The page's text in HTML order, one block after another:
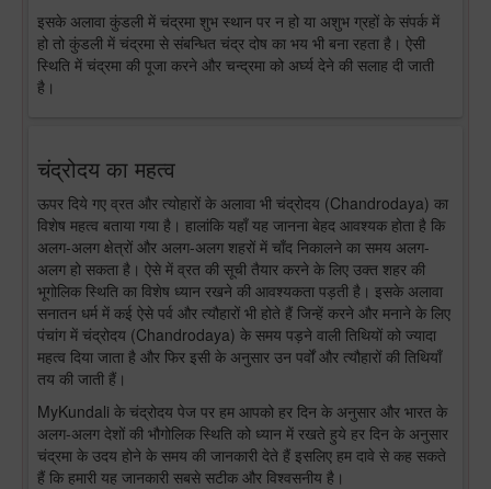
इसके अलावा कुंडली में चंद्रमा शुभ स्थान पर न हो या अशुभ ग्रहों के संपर्क में
हो तो कुंडली में चंद्रमा से संबन्धित चंद्र दोष का भय भी बना रहता है। ऐसी
स्थिति में चंद्रमा की पूजा करने और चन्द्रमा को अर्घ्य देने की सलाह दी जाती
है।
चंद्रोदय का महत्व
ऊपर दिये गए व्रत और त्योहारों के अलावा भी चंद्रोदय (Chandrodaya) का
विशेष महत्व बताया गया है। हालांकि यहाँ यह जानना बेहद आवश्यक होता है कि
अलग-अलग क्षेत्रों और अलग-अलग शहरों में चाँद निकालने का समय अलग-
अलग हो सकता है। ऐसे में व्रत की सूची तैयार करने के लिए उक्त शहर की
भूगोलिक स्थिति का विशेष ध्यान रखने की आवश्यकता पड़ती है। इसके अलावा
सनातन धर्म में कई ऐसे पर्व और त्यौहारों भी होते हैं जिन्हें करने और मनाने के लिए
पंचांग में चंद्रोदय (Chandrodaya) के समय पड़ने वाली तिथियों को ज्यादा
महत्व दिया जाता है और फिर इसी के अनुसार उन पर्वों और त्यौहारों की तिथियाँ
तय की जाती हैं।
MyKundali के चंद्रोदय पेज पर हम आपको हर दिन के अनुसार और भारत के
अलग-अलग देशों की भौगोलिक स्थिति को ध्यान में रखते हुये हर दिन के अनुसार
चंद्रमा के उदय होने के समय की जानकारी देते हैं इसलिए हम दावे से कह सकते
हैं कि हमारी यह जानकारी सबसे सटीक और विश्वसनीय है।